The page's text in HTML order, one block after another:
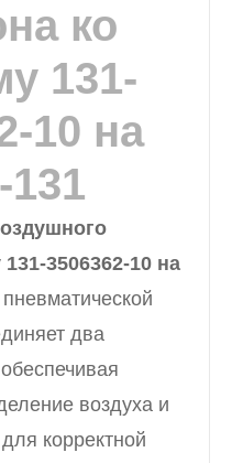
ко
131-
10 на
3506362-10 на
два
воздуха и
корректной